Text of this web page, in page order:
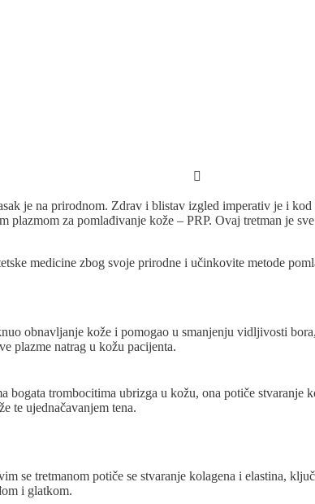
je na prirodnom. Zdrav i blistav izgled imperativ je i kod
za pomlađivanje kože – PRP. Ovaj tretman je
medicine zbog svoje prirodne i učinkovite metode
obnavljanje kože i pomogao u smanjenju vidljivosti
plazme natrag u kožu pacijenta.
trombocitima ubrizga u kožu, ona potiče stvaranje
te ujednačavanjem tena.
tretmanom potiče se stvaranje kolagena i elastina,
i glatkom.